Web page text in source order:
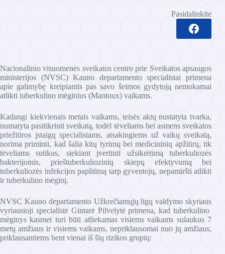
Pasidalinkite
Nacionalinio visuomenės sveikatos centro prie Sveikatos apsaugos
ministerijos (NVSC) Kauno departamento specialistai primena
apie galimybę kreipiantis pas savo šeimos gydytoją nemokamai
atlikti tuberkulino mėginius (Mantoux) vaikams.
Kadangi kiekvienais metais vaikams, teisės aktų nustatyta tvarka,
numatyta pasitikrinti sveikatą, todėl tėveliams bei asmens sveikatos
priežiūros įstaigų specialistams, atsakingiems už vaikų sveikatą,
norima priminti, kad šalia kitų tyrimų bei medicininių apžiūrų, tik
tėveliams sutikus, siekiant įvertinti užsikrėtimą tuberkuliozės
bakterijomis, prieštuberkuliozinių skiepų efektyvumą bei
tuberkuliozės infekcijos paplitimą tarp gyventojų, nepamiršti atlikti
ir tuberkulino mėginį.
NVSC Kauno departamento Užkrečiamųjų ligų valdymo skyriaus
vyriausioji specialistė Gintarė Pilvelytė primena, kad tuberkulino
mėginys kasmet turi būti atliekamas visiems vaikams sulaukus 7
metų amžiaus ir visiems vaikams, nepriklausomai nuo jų amžiaus,
priklausantiems bent vienai iš šių rizikos grupių: